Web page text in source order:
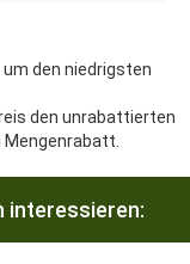
den niedrigsten
den unrabattierten
interessieren: